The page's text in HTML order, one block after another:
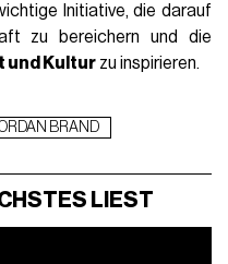
Initiative, die darauf
zu bereichern und die
und Kultur zu inspirieren.
BRAND
LIEST